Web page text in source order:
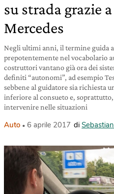
su strada grazie
Mercedes
Negli ultimi anni, il termine guida
prepotentemente nel vocabolario
costruttori vantano già ora dei
definiti “autonomi”, ad esempio
sebbene al guidatore sia richiesta
inferiore al consueto e,
intervenire nelle situazioni
Auto 6 aprile 2017 di